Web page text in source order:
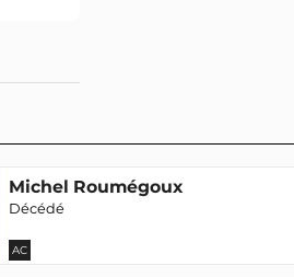
Michel Roumégoux
Décédé
AC